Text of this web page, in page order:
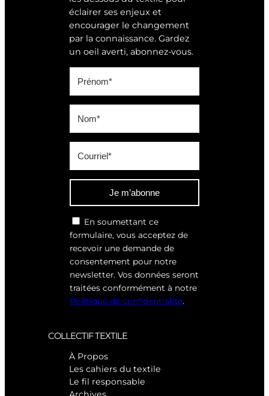
éclairer ses enjeux et
encourager le changement
par la connaissance. Gardez
un oeil averti, abonnez-vous.
Je m’abonne
En soumettant ce
formulaire, vous acceptez de
recevoir une demande de
consentement pour notre
newsletter. Vos données seront
traitées conformément à notre
Politique de confidentialité.
COLLECTIF TEXTILE
À Propos
Les cahiers du textile
Le fil responsable